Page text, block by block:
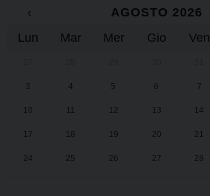
‹ AGOSTO 2026
Lun
Mar Mer Gio Ven
3 4 5 6 7
10 11 12 13 14
17 18 19 20 21
24 25 26 27 28